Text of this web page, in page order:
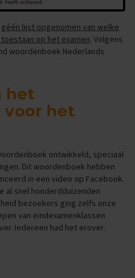
géén lijst opgenomen van welke
op het examen. Volgens
woordenboek Nederlands
het
het
ontwikkeld, speciaal
Dit woordenboek hebben
in een video op Facebook.
al snel honderdduizenden
bezoekers ging zelfs onze
van eindexamenklassen
Iedereen had het erover.